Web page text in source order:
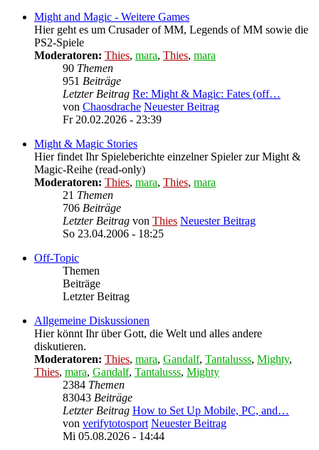
Might and Magic - Weitere Games
Hier geht es um Crusader of MM, Legends of MM sowie die
PS2-Spiele
Moderatoren: Thies, mara, Thies, mara
90 Themen
951 Beiträge
Letzter Beitrag Re: Might & Magic: Fates (off…
von Chaosdrache Neuester Beitrag
Fr 20.02.2026 - 23:39
Might & Magic Stories
Hier findet Ihr Spieleberichte einzelner Spieler zur Might &
Magic-Reihe (read-only)
Moderatoren: Thies, mara, Thies, mara
21 Themen
706 Beiträge
Letzter Beitrag von Thies Neuester Beitrag
So 23.04.2006 - 18:25
Off-Topic
Themen
Beiträge
Letzter Beitrag
Allgemeine Diskussionen
Hier könnt Ihr über Gott, die Welt und alles andere
diskutieren.
Moderatoren: Thies, mara, Gandalf, Tantalusss, Mighty,
Thies, mara, Gandalf, Tantalusss, Mighty
2384 Themen
83043 Beiträge
Letzter Beitrag How to Set Up Mobile, PC, and…
von verifytotosport Neuester Beitrag
Mi 05.08.2026 - 14:44